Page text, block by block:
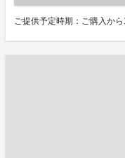
ご提供予定時期：ご購入か